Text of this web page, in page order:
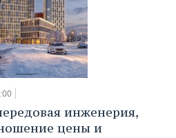
инженерия,
цены и